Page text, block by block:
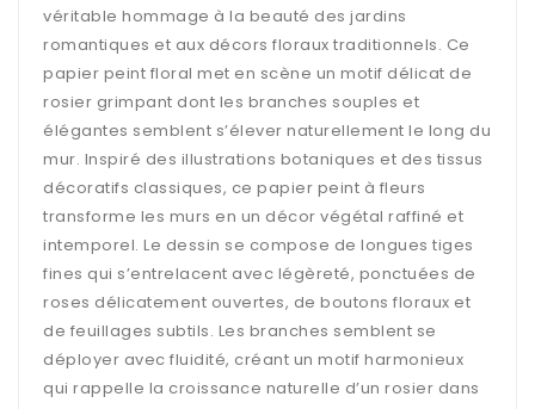
véritable hommage à la beauté des jardins
romantiques et aux décors floraux traditionnels. Ce
papier peint floral met en scène un motif délicat de
rosier grimpant dont les branches souples et
élégantes semblent s’élever naturellement le long du
mur. Inspiré des illustrations botaniques et des tissus
décoratifs classiques, ce papier peint à fleurs
transforme les murs en un décor végétal raffiné et
intemporel. Le dessin se compose de longues tiges
fines qui s’entrelacent avec légèreté, ponctuées de
roses délicatement ouvertes, de boutons floraux et
de feuillages subtils. Les branches semblent se
déployer avec fluidité, créant un motif harmonieux
qui rappelle la croissance naturelle d’un rosier dans